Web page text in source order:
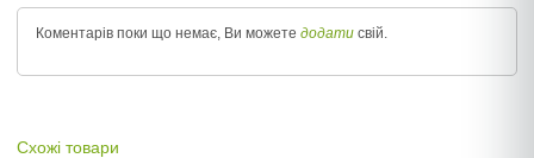
Коментарів поки що немає, Ви можете додати свій.
Схожі товари